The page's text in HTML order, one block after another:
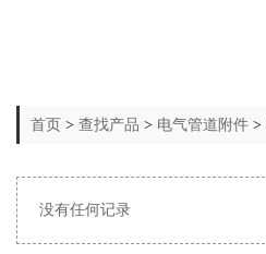
首页 > 查找产品 > 电气管道附件 >
没有任何记录